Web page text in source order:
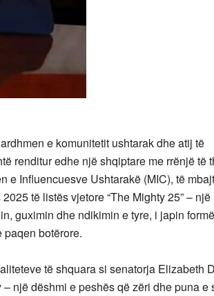
e komunitetit ushtarak dhe atij të
renditur edhe një shqiptare me rrënjë të
e Influencuesve Ushtarakë (MIC), të
të listës vjetore “The Mighty 25” – një
guximin dhe ndikimin e tyre, i japin
botërore.
të shquara si senatorja Elizabeth
një dëshmi e peshës që zëri dhe puna e